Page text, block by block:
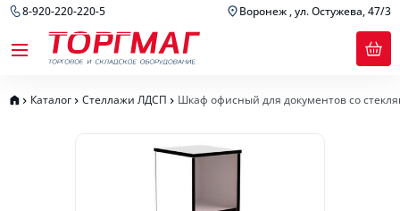
8-920-220-220-5 Воронеж , ул. Остужева, 47/3
Каталог Стеллажи ЛДСП Шкаф офисный для документов со